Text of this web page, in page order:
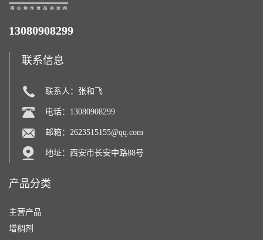
13080908299
联系信息
联系人：张和飞
电话：13080908299
邮箱： 2623515155@qq.com
地址：西安市长安中路88号
产品分类
主营产品
增稠剂